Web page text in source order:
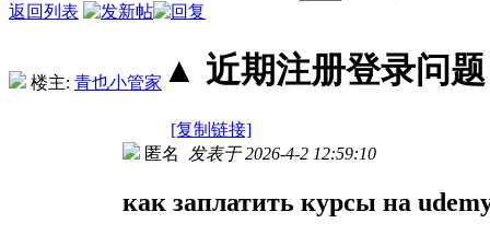
返回列表
楼主: 青也小管家 ▲ 近期注册登录问题
[复制链接]
匿名 发表于 2026-4-2 12:59:10
как заплатить курсы на